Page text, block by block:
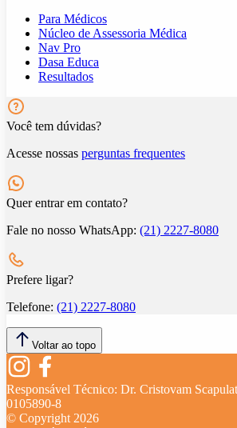
Para Médicos
Núcleo de Assessoria Médica
Nav Pro
Dasa Educa
Resultados
Você tem dúvidas?
Acesse nossas perguntas frequentes
Quer entrar em contato?
Fale no nosso WhatsApp: (21) 2227-8080
Prefere ligar?
Telefone: (21) 2227-8080
Voltar ao topo
Responsável Técnico: Dr. Cristovam
0105890-8
© Copyright2026